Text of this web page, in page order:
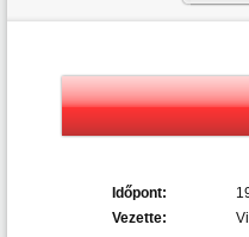
Időpont:
Vezette: